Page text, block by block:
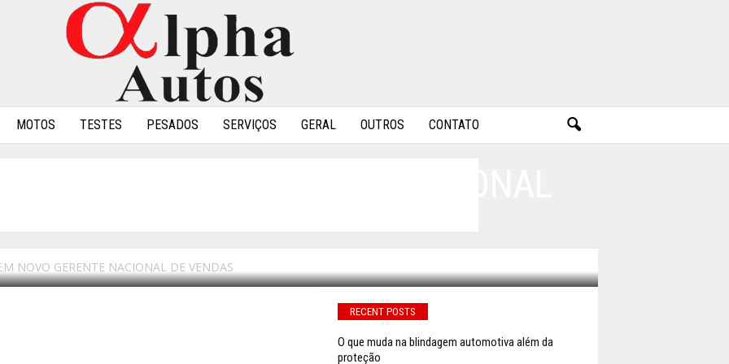
MOTOS TESTES PESADOS SERVIÇOS GERAL OUTROS CONTATO
NOVO GERENTE NACIONAL DE VENDAS
0
RECENT POSTS
O que muda na blindagem automotiva além da
proteção